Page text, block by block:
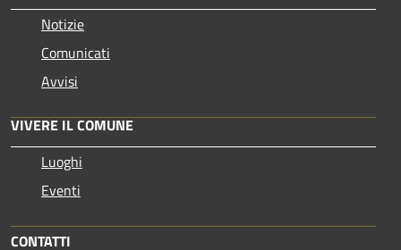
Notizie
Comunicati
Avvisi
VIVERE IL COMUNE
Luoghi
Eventi
CONTATTI